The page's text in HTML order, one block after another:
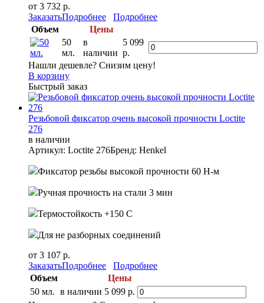
от 3 732 р.
ЗаказатьПодробнее
Подробнее
Объем
Цены
50
мл.
в
наличии
5 099
р.
Нашли дешевле? Снизим цену!
В корзину
Быстрый заказ
Резьбовой фиксатор очень высокой прочности Loctite
276
в наличии
Артикул: Loctite 276Бренд: Henkel
Фиксатор резьбы высокой прочности 60 Н-м
Ручная прочность на стали 3 мин
Термостойкость +150 С
Для не разборных соединений
от 3 107 р.
ЗаказатьПодробнее
Подробнее
Объем
Цены
50 мл. в наличии 5 099 р.